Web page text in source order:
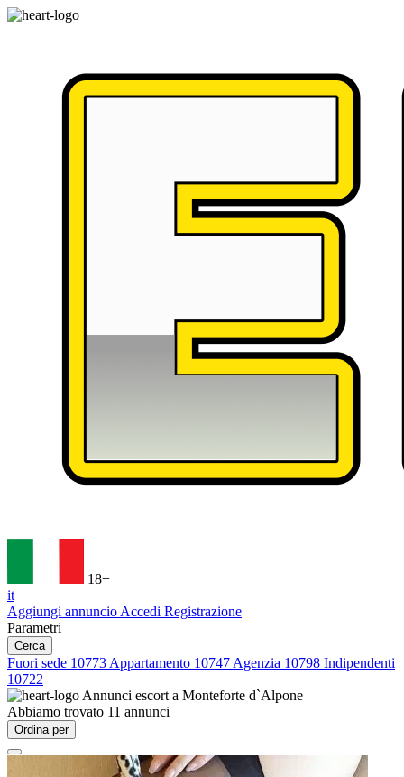
18+
it
Aggiungi annuncio Accedi Registrazione
Parametri
Cerca
Fuori sede 10773 Appartamento 10747 Agenzia 10798 Indipendenti
10722
Annunci escort a Monteforte d`Alpone
Abbiamo trovato 11 annunci
Ordina per